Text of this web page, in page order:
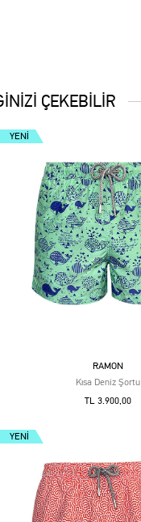
ÇEKEBİLİR
YENI
RAMON
Kısa Deniz Şortu
TL 3.900,00
YENI